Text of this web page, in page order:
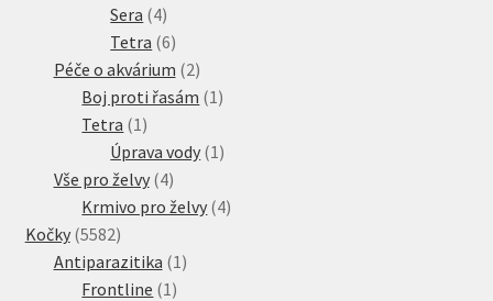
Sera 44
produkty
Tetra 66
produktů
Péče o akvárium 22
produkty
Boj proti řasám 1 1
Tetra 1 1
produkt
Úprava vody 1 1
Vše pro želvy 44
produkty
Krmivo pro želvy 44
Kočky 55825582
produktů
Antiparazitika 1 1
Frontline 1 1